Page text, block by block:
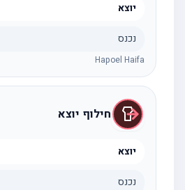
יוצא
נכנס
Hapoel Haifa
חילוף יוצא
יוצא
נכנס